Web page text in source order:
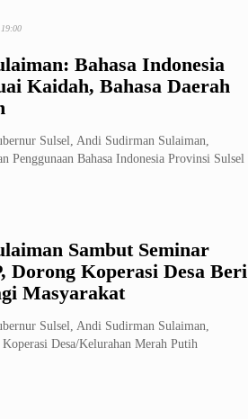
Bahasa Indonesia
Kaidah, Bahasa Daerah
Sulsel, Andi Sudirman Sulaiman,
Penggunaan Bahasa Indonesia Provinsi Sulsel
Sambut Seminar
Dorong Koperasi Desa Beri
Masyarakat
Sulsel, Andi Sudirman Sulaiman,
Desa/Kelurahan Merah Putih